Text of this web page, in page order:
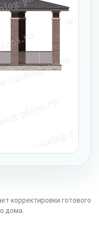
корректировки готового
дома.